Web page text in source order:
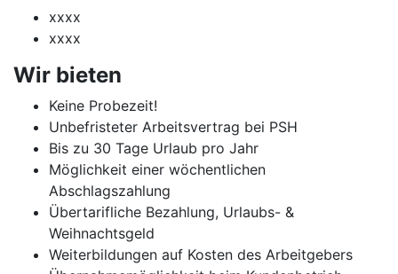
xxxx
xxxx
Wir bieten
Keine Probezeit!
Unbefristeter Arbeitsvertrag bei PSH
Bis zu 30 Tage Urlaub pro Jahr
Möglichkeit einer wöchentlichen
Abschlagszahlung
Übertarifliche Bezahlung, Urlaubs- &
Weihnachtsgeld
Weiterbildungen auf Kosten des Arbeitgebers